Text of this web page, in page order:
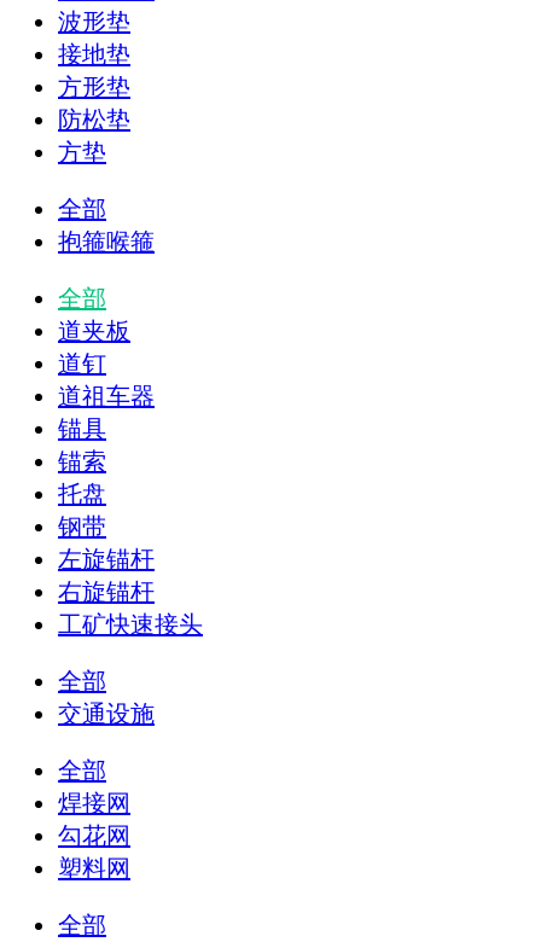
波形垫
接地垫
方形垫
防松垫
方垫
全部
抱箍喉箍
全部
道夹板
道钉
道祖车器
锚具
锚索
托盘
钢带
左旋锚杆
右旋锚杆
工矿快速接头
全部
交通设施
全部
焊接网
勾花网
塑料网
全部